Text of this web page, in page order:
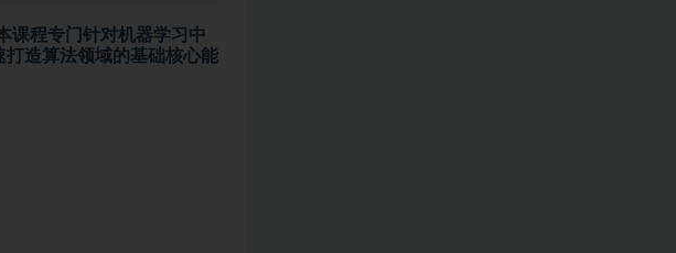
课程专门针对机器学习中
造算法领域的基础核心能